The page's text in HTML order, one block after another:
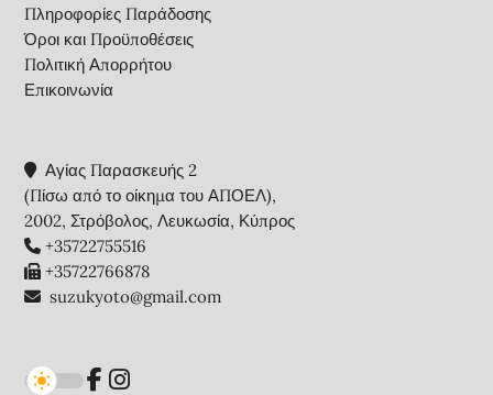
Πληροφορίες Παράδοσης
Όροι και Προϋποθέσεις
Πολιτική Απορρήτου
Επικοινωνία
Αγίας Παρασκευής 2
(Πίσω από το οίκημα του ΑΠΟΕΛ),
2002, Στρόβολος, Λευκωσία, Κύπρος
+35722755516
+35722766878
suzukyoto@gmail.com